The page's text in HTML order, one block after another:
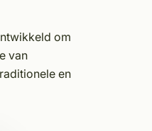
om
van
en